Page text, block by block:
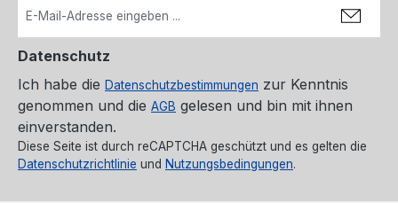
Datenschutz
Ich habe die Datenschutzbestimmungen zur Kenntnis
genommen und die AGB gelesen und bin mit ihnen
einverstanden.
Diese Seite ist durch reCAPTCHA geschützt und es gelten die
Datenschutzrichtlinie und Nutzungsbedingungen.